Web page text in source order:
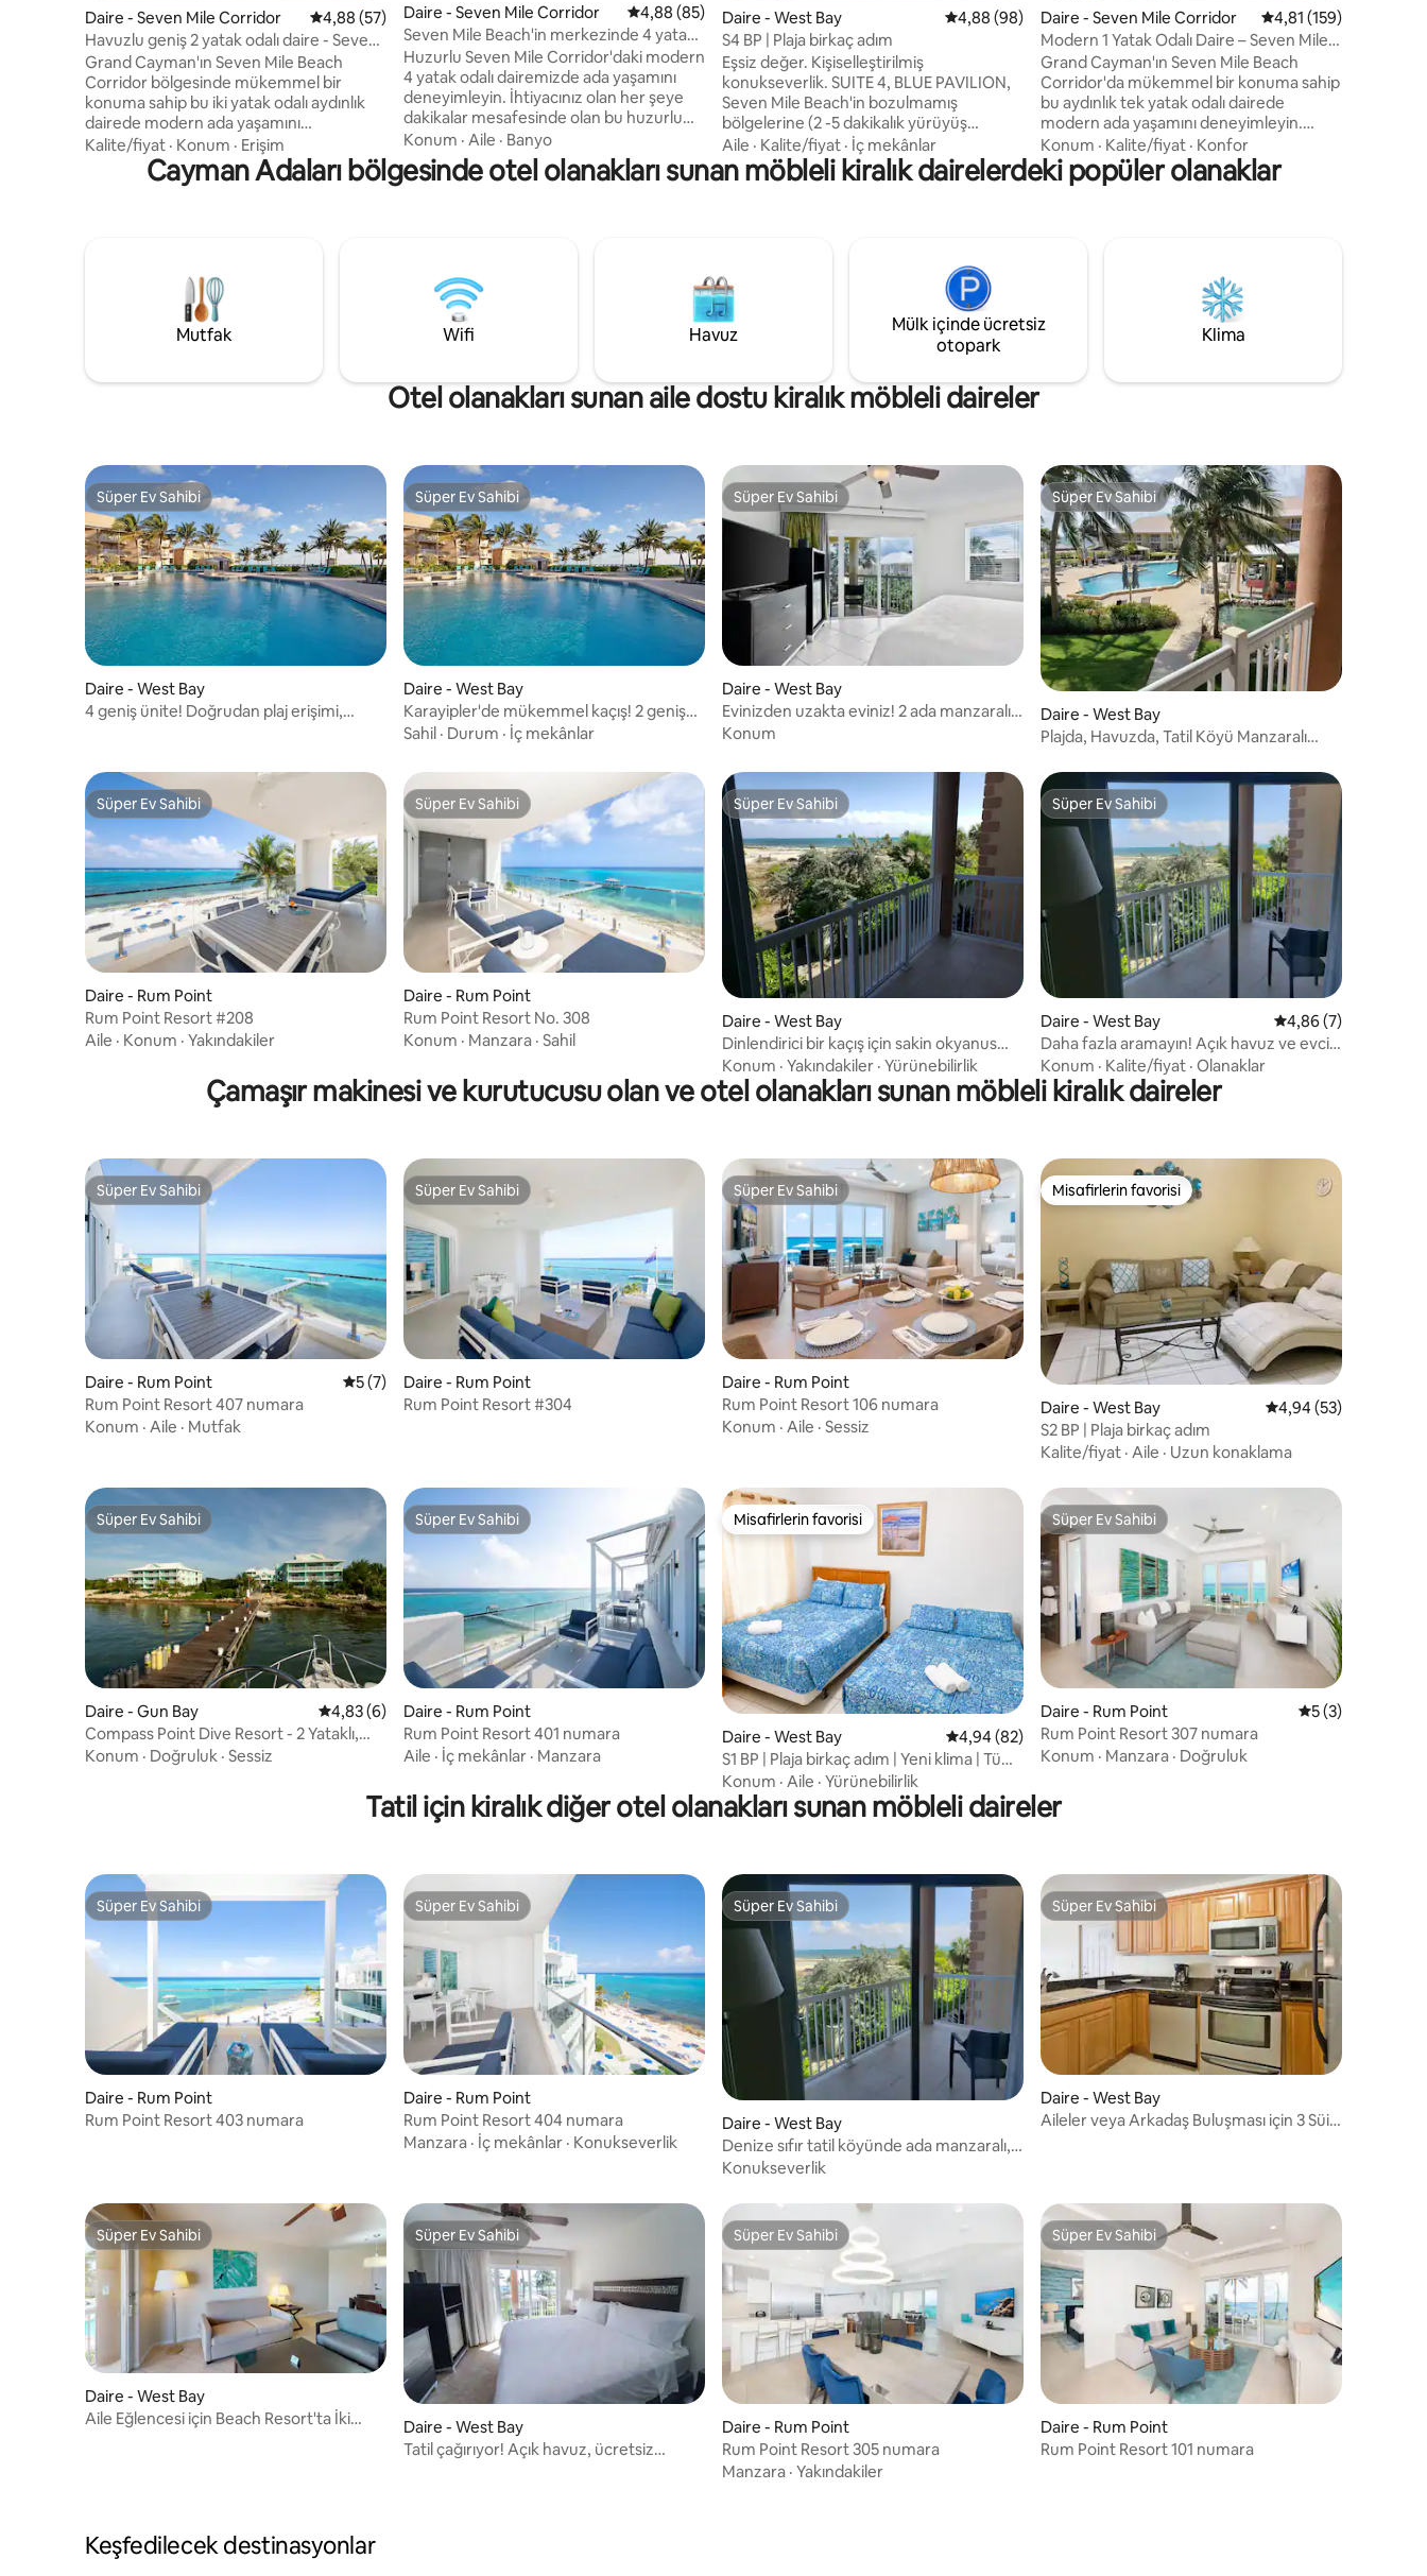
Daire - Seven Mile Corridor 5 üzerinden ortalama 4,88 puan, 57 değerlendirme
4,88 (57)
Havuzlu geniş 2 yatak odalı daire - Seven
Mile Beach
Grand Cayman'ın Seven Mile Beach
Corridor bölgesinde mükemmel bir
konuma sahip bu iki yatak odalı aydınlık
dairede modern ada yaşamını
deneyimleyin. Governors Beach'e
sadece 2 dakika yürüme mesafesinde ve
Owen Roberts Uluslararası Havalimanı'na
hızlı kablosuz internet bağlantısı ve
ücretsiz otoparkın keyfini çıkarın.
Cennetteki eviniz olan Governors
Village'da huzurlu ve güvenli bir ortamda
Kalite/fiyat · Konum · Erişim
Daire - Seven Mile Corridor 5 üzerinden ortalama 4,88 puan, 85 değerlendirme
4,88 (85)
Seven Mile Beach'in merkezinde 4 yatak
odalı daire
Huzurlu Seven Mile Corridor'daki modern
4 yatak odalı dairemizde ada yaşamını
deneyimleyin. İhtiyacınız olan her şeye
dakikalar mesafesinde olan bu huzurlu
vaha, Cayman Adaları kaçamağınız için
mükemmeldir. Owen Roberts
Uluslararası Havalimanı'na arabayla kısa
yeri ve ücretsiz kablosuz internet
bağlantısı olan bir çalışma alanı
bulunmaktadır. Governors Village'da
kendinizi gerçekten evinizde
Konum · Aile · Banyo
Daire - West Bay 5 üzerinden ortalama 4,88 puan, 98 değerlendirme
4,88 (98)
S4 BP | Plaja birkaç adım
Eşsiz değer. Kişiselleştirilmiş
konukseverlik. SUITE 4, BLUE PAVILION,
Seven Mile Beach'in bozulmamış
bölgelerine (2 -5 dakikalık yürüyüş
mesafesinde) sadece birkaç adım
uzaklıkta, samimi, retro - şık bir cazibe
sunuyor. Çiftler, yalnız seyahat edenler
plajda dinlenmek, ister yerel bölgeyi
keşfetmek ya da sorunsuz bir kaçamağın
tadını çıkarmak için burada olun,
konaklamanızı olağanüstü kılmaya
kararlıyız.
Aile · Kalite/fiyat · İç mekânlar
Daire - Seven Mile Corridor 5 üzerinden ortalama
4,81 (159)
Modern 1 Yatak Odalı Daire – Seven Mile
Beach'e Birkaç Adım
Grand Cayman'ın Seven Mile Beach
Corridor'da mükemmel bir konuma sahip
bu aydınlık tek yatak odalı dairede
modern ada yaşamını deneyimleyin.
Governors Beach'e sadece 2 dakika
yürüme mesafesinde ve Owen Roberts
Uluslararası Havalimanı'na arabayla kısa
otoparkın keyfini çıkarın. Governors
Village'da huzurlu, güvenli bir ortamda
dinlenin; cennetteki evinizden uzaktaki
Konum · Kalite/fiyat · Konfor
Cayman Adaları bölgesinde otel olanakları sunan möbleli kiralık dairelerdeki popüler olanaklar
Mutfak Wifi Havuz
Mülk içinde ücretsiz
otopark
Klima
Otel olanakları sunan aile dostu kiralık möbleli daireler
Süper Ev Sahibi
Süper Ev Sahibi
Daire - West Bay
4 geniş ünite! Doğrudan plaj erişimi,
Süper Ev Sahibi
Süper Ev Sahibi
Daire - West Bay
Karayipler'de mükemmel kaçış! 2 geniş
daire, havuz
Sahil · Durum · İç mekânlar
Süper Ev Sahibi
Süper Ev Sahibi
Daire - West Bay
Evinizden uzakta eviniz! 2 ada manzaralı
daire
Konum
Süper Ev Sahibi
Süper Ev Sahibi
Daire - West Bay
Plajda, Havuzda, Tatil Köyü Manzaralı
Süper Ev Sahibi
Süper Ev Sahibi
Daire - Rum Point
Rum Point Resort #208
Aile · Konum · Yakındakiler
Süper Ev Sahibi
Süper Ev Sahibi
Daire - Rum Point
Rum Point Resort No. 308
Konum · Manzara · Sahil
Süper Ev Sahibi
Süper Ev Sahibi
Daire - West Bay
Dinlendirici bir kaçış için sakin okyanus
kıyısında oda
Konum · Yakındakiler · Yürünebilirlik
Süper Ev Sahibi
Süper Ev Sahibi
Daire - West Bay 5 üzerinden
4,86 (7)
Daha fazla aramayın! Açık havuz ve evcil
hayvan kabul edilir
Konum · Kalite/fiyat · Olanaklar
Çamaşır makinesi ve kurutucusu olan ve otel olanakları sunan möbleli kiralık daireler
Süper Ev Sahibi
Süper Ev Sahibi
Daire - Rum Point 5 üzerinden ortalama 5 puan, 7 değerlendirme
5 (7)
Rum Point Resort 407 numara
Konum · Aile · Mutfak
Süper Ev Sahibi
Süper Ev Sahibi
Daire - Rum Point
Rum Point Resort #304
Süper Ev Sahibi
Süper Ev Sahibi
Daire - Rum Point
Rum Point Resort 106 numara
Konum · Aile · Sessiz
Misafirlerin favorisi
Misafirlerin favorisi
Daire - West Bay 5 üzerinden
4,94 (53)
S2 BP | Plaja birkaç adım
Kalite/fiyat · Aile · Uzun konaklama
Süper Ev Sahibi
Süper Ev Sahibi
Daire - Gun Bay 5 üzerinden ortalama 4,83 puan, 6 değerlendirme
4,83 (6)
Compass Point Dive Resort - 2 Yataklı,
Denize Sıfır Daire
Konum · Doğruluk · Sessiz
Süper Ev Sahibi
Süper Ev Sahibi
Daire - Rum Point
Rum Point Resort 401 numara
Aile · İç mekânlar · Manzara
Misafirlerin favorisi
Misafirlerin favorisi
Daire - West Bay 5 üzerinden ortalama 4,94 puan, 82 değerlendirme
4,94 (82)
S1 BP | Plaja birkaç adım | Yeni klima | Tüm
daire
Konum · Aile · Yürünebilirlik
Süper Ev Sahibi
Süper Ev Sahibi
Daire - Rum Point 5 üzerinden
5 (3)
Rum Point Resort 307 numara
Konum · Manzara · Doğruluk
Tatil için kiralık diğer otel olanakları sunan möbleli daireler
Süper Ev Sahibi
Süper Ev Sahibi
Daire - Rum Point
Rum Point Resort 403 numara
Süper Ev Sahibi
Süper Ev Sahibi
Daire - Rum Point
Rum Point Resort 404 numara
Manzara · İç mekânlar · Konukseverlik
Süper Ev Sahibi
Süper Ev Sahibi
Daire - West Bay
Denize sıfır tatil köyünde ada manzaralı,
havuzlu süit
Konukseverlik
Süper Ev Sahibi
Süper Ev Sahibi
Daire - West Bay
Aileler veya Arkadaş Buluşması için 3 Süit,
Süper Ev Sahibi
Süper Ev Sahibi
Daire - West Bay
Aile Eğlencesi için Beach Resort'ta İki
Süper Ev Sahibi
Süper Ev Sahibi
Daire - West Bay
Tatil çağırıyor! Açık havuz, ücretsiz
Süper Ev Sahibi
Süper Ev Sahibi
Daire - Rum Point
Rum Point Resort 305 numara
Manzara · Yakındakiler
Süper Ev Sahibi
Süper Ev Sahibi
Daire - Rum Point
Rum Point Resort 101 numara
Keşfedilecek destinasyonlar